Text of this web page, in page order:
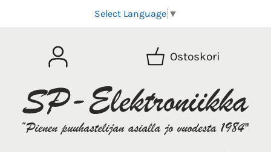
Select Language ▼
Ostoskori